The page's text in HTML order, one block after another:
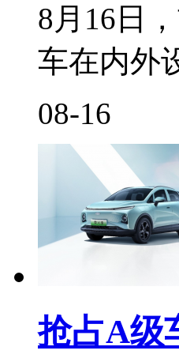
8月16日
车在内外
08-16
抢占A级